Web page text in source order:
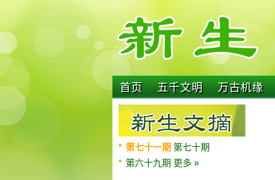
首页 五千文明 万古机缘
第七十一期 第七十期
第六十九期 更多 »